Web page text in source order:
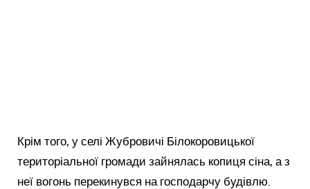
Крім того, у селі Жубровичі Білокоровицької
територіальної громади зайнялась копиця сіна, а з
неї вогонь перекинувся на господарчу будівлю.